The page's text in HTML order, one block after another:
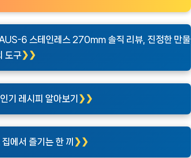
6 스테인레스 270mm 솔직 리뷰, 진정한 만물
도구
기 레시피 알아보기
에서 즐기는 한 끼